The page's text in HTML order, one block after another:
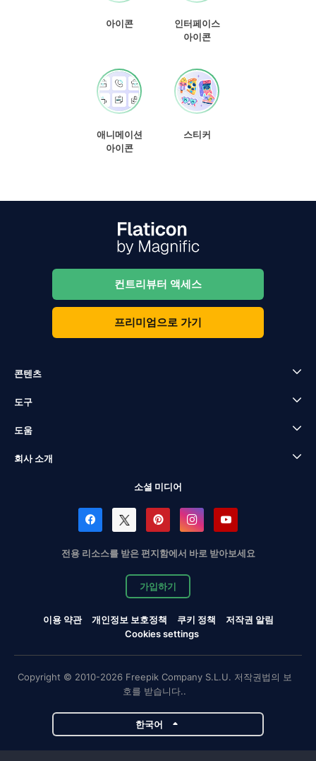
아이콘
인터페이스
아이콘
애니메이션
아이콘
스티커
컨트리뷰터 액세스
프리미엄으로 가기
콘텐츠
도구
도움
회사 소개
소셜 미디어
전용 리소스를 받은 편지함에서 바로 받아보세요
가입하기
이용 약관 개인정보 보호정책 쿠키 정책
저작권 알림
Cookies settings
Copyright © 2010-2026 Freepik Company S.L.U. 저작권법의 보
호를 받습니다..
한국어